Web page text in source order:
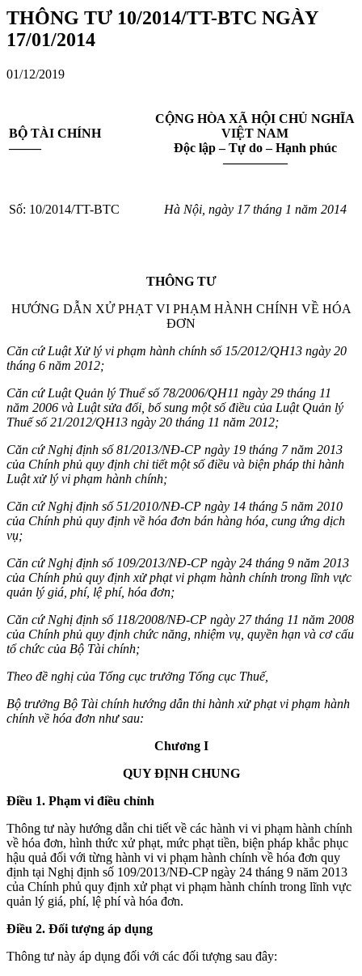
THÔNG TƯ 10/2014/TT-BTC NGÀY
17/01/2014
01/12/2019
BỘ TÀI CHÍNH
——–
CỘNG HÒA XÃ HỘI CHỦ NGHĨA
VIỆT NAM
Độc lập – Tự do – Hạnh phúc
—————
Số: 10/2014/TT-BTC Hà Nội, ngày 17 tháng 1 năm 2014
THÔNG TƯ
HƯỚNG DẪN XỬ PHẠT VI PHẠM HÀNH CHÍNH VỀ HÓA
ĐƠN
Căn cứ Luật Xử lý vi phạm hành chính số 15/2012/QH13 ngày 20
tháng 6 năm 2012;
Căn cứ Luật Quản lý Thuế số 78/2006/QH11 ngày 29 tháng 11
năm 2006 và Luật sửa đổi, bổ sung một số điều của Luật Quản lý
Thuế số 21/2012/QH13 ngày 20 tháng 11 năm 2012;
Căn cứ Nghị định số 81/2013/NĐ-CP ngày 19 tháng 7 năm 2013
của Chính phủ quy định chi tiết một số điều và biện pháp thi hành
Luật xử lý vi phạm hành chính;
Căn cứ Nghị định số 51/2010/NĐ-CP ngày 14 tháng 5 năm 2010
của Chính phủ quy định về hóa đơn bán hàng hóa, cung ứng dịch
vụ;
Căn cứ Nghị định số 109/2013/NĐ-CP ngày 24 tháng 9 năm 2013
của Chính phủ quy định xử phạt vi phạm hành chính trong lĩnh vực
quản lý giá, phí, lệ phí, hóa đơn;
Căn cứ Nghị định số 118/2008/NĐ-CP ngày 27 tháng 11 năm 2008
của Chính phủ quy định chức năng, nhiệm vụ, quyền hạn và cơ cấu
tổ chức của Bộ Tài chính;
Theo đề nghị của Tổng cục trưởng Tổng cục Thuế,
Bộ trưởng Bộ Tài chính hướng dẫn thi hành xử phạt vi phạm hành
chính về hóa đơn như sau:
Chương I
QUY ĐỊNH CHUNG
Điều 1. Phạm vi điều chỉnh
Thông tư này hướng dẫn chi tiết về các hành vi vi phạm hành chính
về hóa đơn, hình thức xử phạt, mức phạt tiền, biện pháp khắc phục
hậu quả đối với từng hành vi vi phạm hành chính về hóa đơn quy
định tại Nghị định số 109/2013/NĐ-CP ngày 24 tháng 9 năm 2013
của Chính phủ quy định xử phạt vi phạm hành chính trong lĩnh vực
quản lý giá, phí, lệ phí và hóa đơn.
Điều 2. Đối tượng áp dụng
Thông tư này áp dụng đối với các đối tượng sau đây: